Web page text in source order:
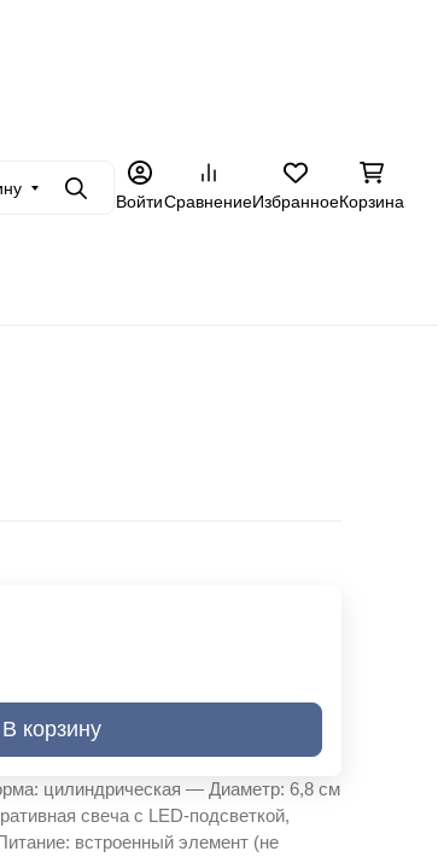
ПоискВойтиСравнениеИзбранноеКорзина
В корзину
цилиндрическая — Диаметр: 6,8 см
свеча с LED-подсветкой,
встроенный элемент (не